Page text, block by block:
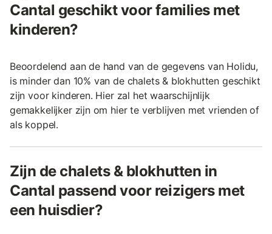
Cantal geschikt voor families met
kinderen?
Beoordelend aan de hand van de gegevens van Holidu,
is minder dan 10% van de chalets & blokhutten geschikt
zijn voor kinderen. Hier zal het waarschijnlijk
gemakkelijker zijn om hier te verblijven met vrienden of
als koppel.
Zijn de chalets & blokhutten in
Cantal passend voor reizigers met
een huisdier?